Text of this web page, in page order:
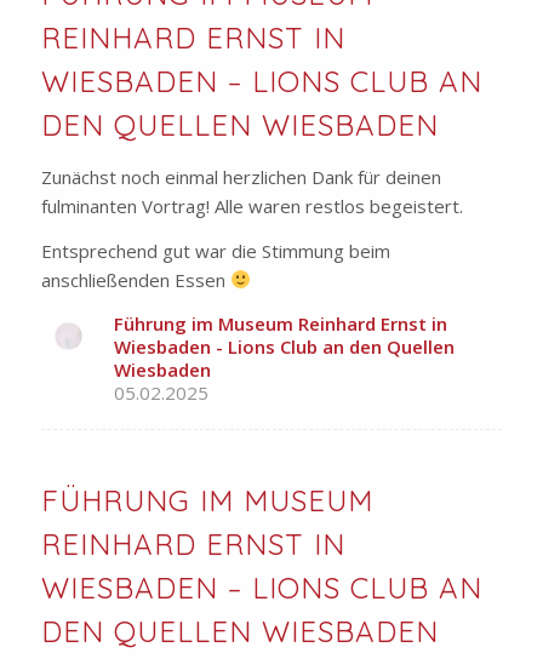
REINHARD ERNST IN
WIESBADEN – LIONS CLUB AN
DEN QUELLEN WIESBADEN
Zunächst noch einmal herzlichen Dank für deinen
fulminanten Vortrag! Alle waren restlos begeistert.
Entsprechend gut war die Stimmung beim
anschließenden Essen
Führung im Museum Reinhard Ernst in
Wiesbaden - Lions Club an den Quellen
Wiesbaden
05.02.2025
FÜHRUNG IM MUSEUM
REINHARD ERNST IN
WIESBADEN – LIONS CLUB AN
DEN QUELLEN WIESBADEN